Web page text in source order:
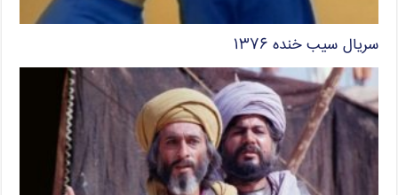
سریال سیب خنده ۱۳۷۶